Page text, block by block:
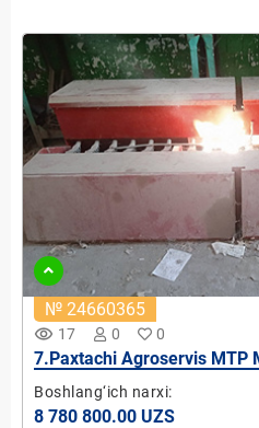
remove_red_eye 17 0 0
№ 24660365
7.Paxtachi Agroservis MTP
moslamasi
Boshlang‘ich narxi:
8 780 800.00 UZS